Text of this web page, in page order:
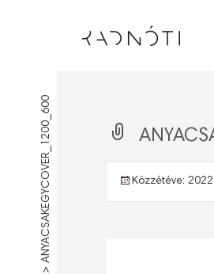
>
ANYACSAKEGYCOVER_1200_600 Közzétéve: